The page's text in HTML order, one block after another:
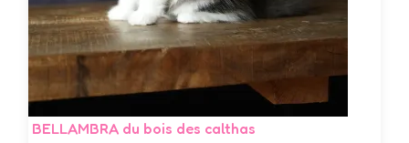
BELLAMBRA du bois des calthas